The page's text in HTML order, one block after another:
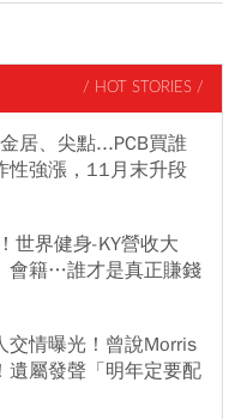
/ HOT STORIES /
居、尖點...PCB買誰
性強漲，11月末升段
世界健身-KY營收大
會籍…誰才是真正賺錢
情曝光！曾說Morris
遺屬發聲「明年定要配